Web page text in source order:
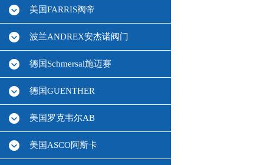
美国FARRIS阀帝
波兰ANDREX安杰诺阀门
德国Schmersal施迈赛
德国GUENTHER
美国罗克韦尔AB
美国ASCO阿斯卡